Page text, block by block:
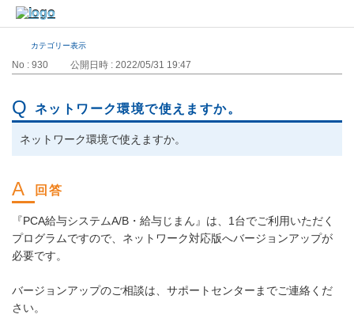
カテゴリー表示
No : 930 公開日時 : 2022/05/31 19:47
ネットワーク環境で使えますか。
ネットワーク環境で使えますか。
『PCA給与システムA/B・給与じまん』は、1台でご利用いただく
プログラムですので、ネットワーク対応版へバージョンアップが
必要です。
バージョンアップのご相談は、サポートセンターまでご連絡くだ
さい。